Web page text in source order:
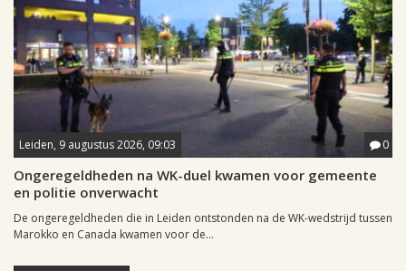
Leiden, 9 augustus 2026, 09:03 0
Ongeregeldheden na WK-duel kwamen voor gemeente
en politie onverwacht
De ongeregeldheden die in Leiden ontstonden na de WK-wedstrijd tussen
Marokko en Canada kwamen voor de...